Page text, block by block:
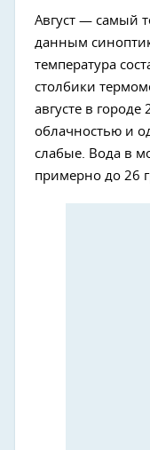
Август — самый
данным
температура
столбики
августе в
облачностью и
слабые. Вода в
примерно до 26